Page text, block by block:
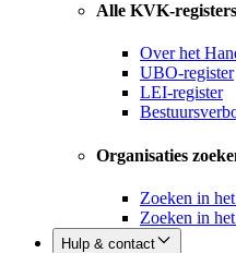
Alle KVK-registers
Over het
UBO-register
LEI-register
Organisaties
Zoeken in
Zoeken in
Hulp & contact